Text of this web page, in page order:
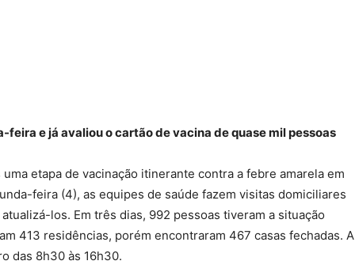
feira e já avaliou o cartão de vacina de quase mil pessoas
etapa de vacinação itinerante contra a febre amarela em
feira (4), as equipes de saúde fazem visitas domiciliares
los. Em três dias, 992 pessoas tiveram a situação
413 residências, porém encontraram 467 casas fechadas. A
das 8h30 às 16h30.